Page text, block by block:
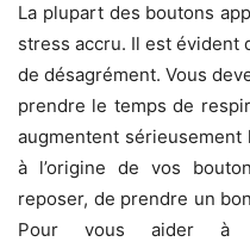
La plupart des boutons
stress accru. Il est évident
de désagrément. Vous
prendre le temps de
augmentent
à l’origine de vos
reposer, de prendre un
Pour vous aider à